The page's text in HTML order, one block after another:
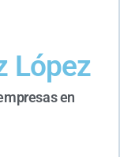
López
en